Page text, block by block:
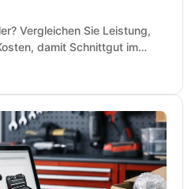
Vergleichen Sie Leistung,
damit Schnittgut im